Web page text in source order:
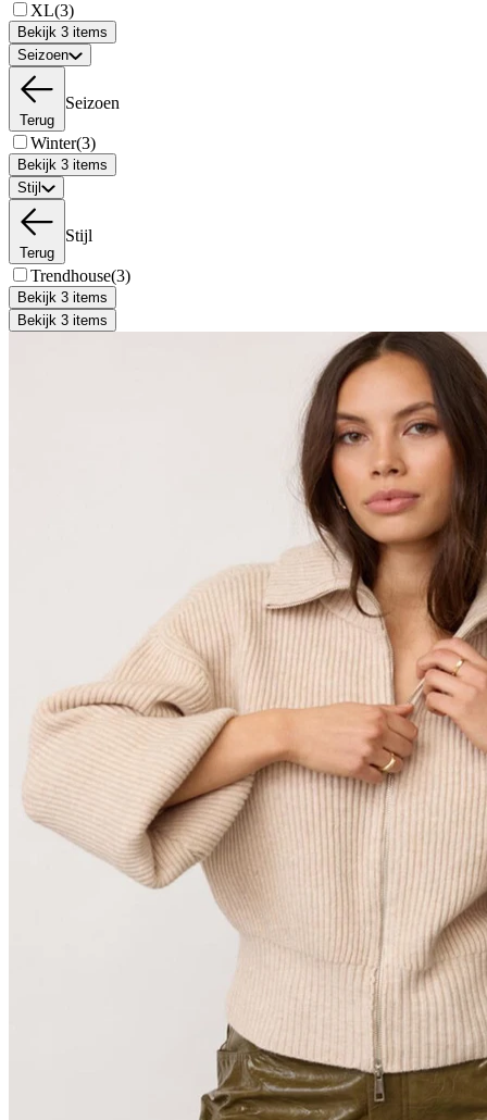
XL(3)
Bekijk 3 items
Seizoen
Terug
Seizoen
Winter(3)
Bekijk 3 items
Stijl
Terug
Stijl
Trendhouse(3)
Bekijk 3 items
Bekijk 3 items